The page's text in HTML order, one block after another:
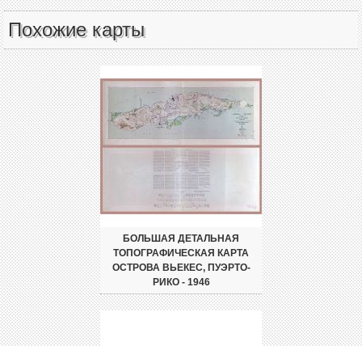
Похожие карты
БОЛЬШАЯ ДЕТАЛЬНАЯ
ТОПОГРАФИЧЕСКАЯ КАРТА
ОСТРОВА ВЬЕКЕС, ПУЭРТО-
РИКО - 1946